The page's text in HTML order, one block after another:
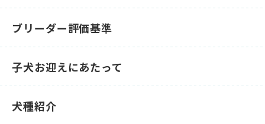
ブリーダー評価基準
子犬お迎えにあたって
犬種紹介